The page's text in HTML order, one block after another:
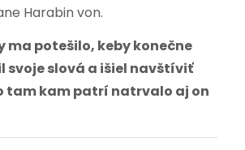
Harabin von.
ma potešilo, keby konečne
svoje slová a išiel navštíviť
tam kam patrí natrvalo aj on